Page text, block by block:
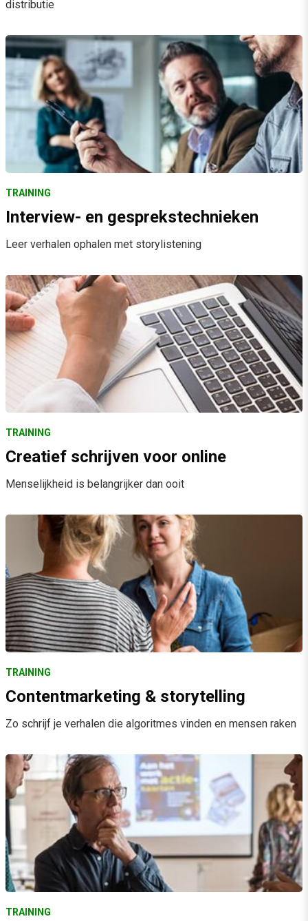
distributie
TRAINING
Interview- en gesprekstechnieken
Leer verhalen ophalen met storylistening
TRAINING
Creatief schrijven voor online
Menselijkheid is belangrijker dan ooit
TRAINING
Contentmarketing & storytelling
Zo schrijf je verhalen die algoritmes vinden en mensen raken
TRAINING